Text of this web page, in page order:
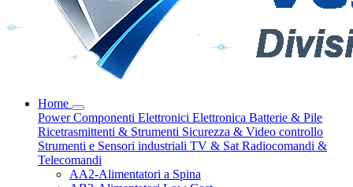
Home
PowerComponenti Elettronici Elettronica Batterie & Pile
Ricetrasmittenti & Strumenti Sicurezza & Video controllo
Strumenti e Sensori industriali TV & Sat Radiocomandi &
Telecomandi
AA2-Alimentatori a Spina